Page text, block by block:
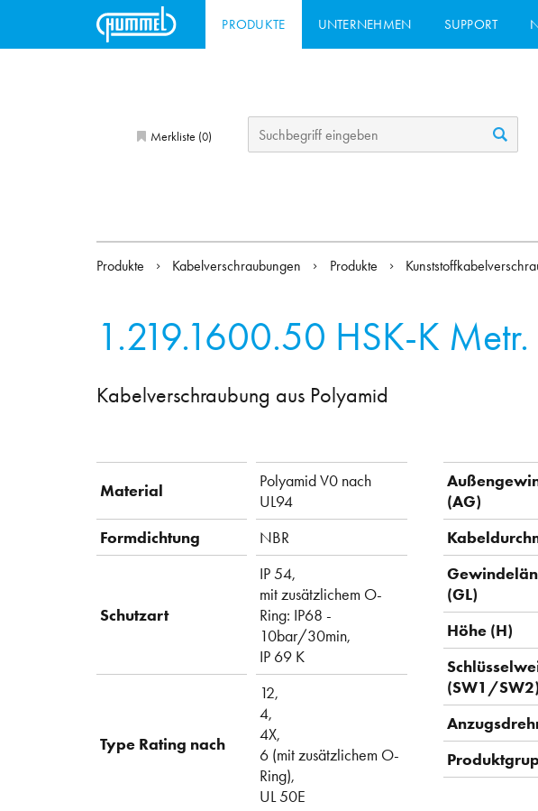
PRODUKTE UNTERNEHMEN SUPPORT
Merkliste (0)
Produkte Kabelverschraubungen Produkte
1.219.1600.50 HSK-K Metr.
Kabelverschraubung aus Polyamid
Material
Polyamid V0 nach
UL94
Formdichtung
NBR
Schutzart
IP 54,
mit zusätzlichem O-
Ring: IP68 -
10bar/30min,
IP 69 K
Type Rating nach
12,
4,
4X,
6 (mit zusätzlichem O-
Ring),
UL 50E
(AG)
(GL)
Höhe (H)
(SW1/SW2)